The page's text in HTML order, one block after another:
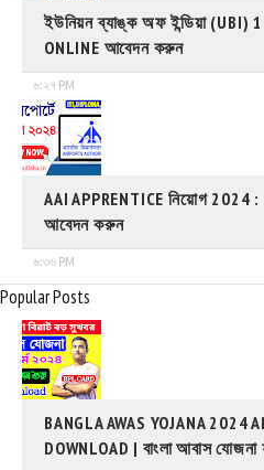
ইউনিয়ন ব্যাঙ্ক অফ ইন্ডিয়া (UBI)
ONLINE আবেদন করুন
৬:২৭ PM
AAI APPRENTICE নিয়োগ 2024
আবেদন করুন
৬:৩৬ PM
Popular Posts
BANGLA AWAS YOJANA 2024
DOWNLOAD | বাংলা আবাস যোজনা